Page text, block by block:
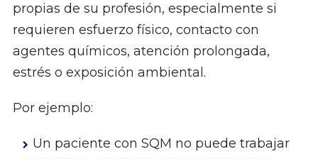
propias de su profesión, especialmente si
requieren esfuerzo físico, contacto con
agentes químicos, atención prolongada,
estrés o exposición ambiental.
Por ejemplo:
Un paciente con SQM no puede trabajar